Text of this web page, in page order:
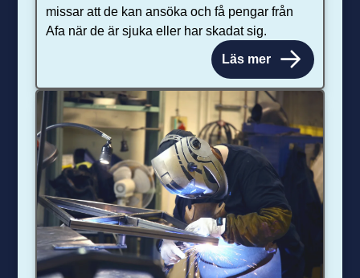
missar att de kan ansöka och få pengar från
Afa när de är sjuka eller har skadat sig.
Läs mer